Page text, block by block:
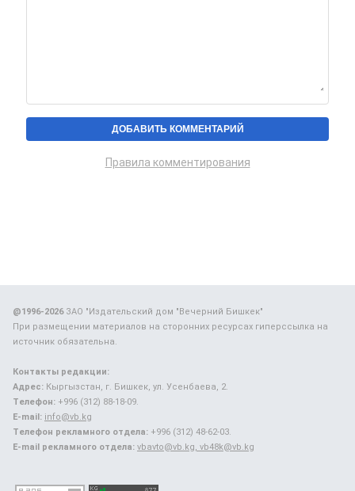
Правила комментирования
@1996-2026ЗАО "Издательский дом "Вечерний Бишкек"
При размещении материалов на сторонних ресурсах гиперссылка на
источник обязательна.
Контакты редакции:
Адрес: Кыргызстан, г. Бишкек, ул. Усенбаева, 2.
Телефон: +996 (312) 88-18-09.
E-mail: info@vb.kg
Телефон рекламного отдела: +996 (312) 48-62-03.
E-mail рекламного отдела: vbavto@vb.kg, vb48k@vb.kg